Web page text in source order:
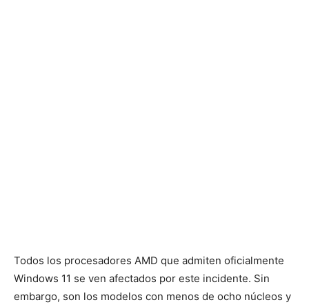
Todos los procesadores AMD que admiten oficialmente
Windows 11 se ven afectados por este incidente. Sin
embargo, son los modelos con menos de ocho núcleos y